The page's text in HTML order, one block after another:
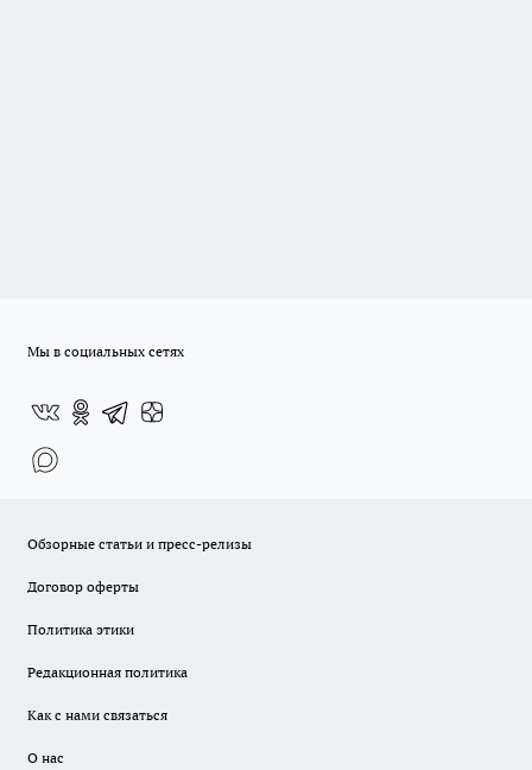
Мы в социальных сетях
Обзорные статьи и пресс-релизы
Договор оферты
Политика этики
Редакционная политика
Как с нами связаться
О нас